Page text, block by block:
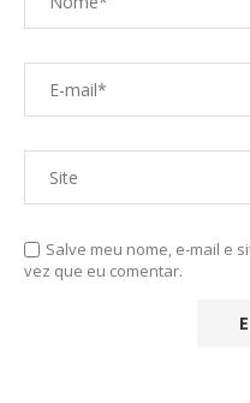
Salve meu nome, e-mail e
vez que eu comentar.